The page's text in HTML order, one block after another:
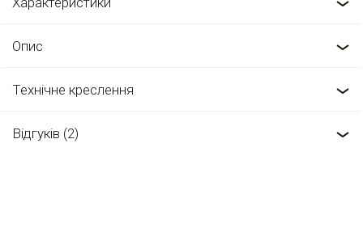
Опис
Технічне креслення
Відгуків (2)